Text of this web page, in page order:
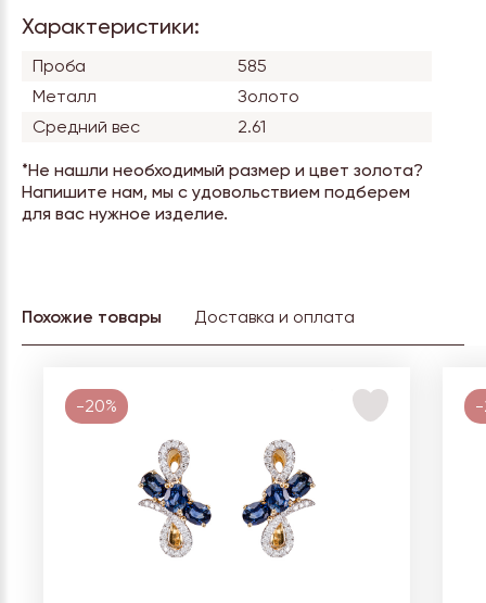
Характеристики:
Проба
585
Металл
Золото
Средний вес
2.61
*Не нашли необходимый размер и цвет золота?
Напишите нам, мы с удовольствием подберем
для вас нужное изделие.
Похожие товары Доставка и оплата
-20% -